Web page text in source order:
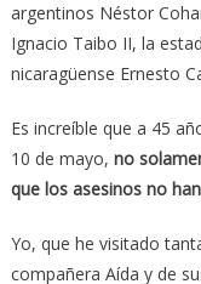
argentinos Néstor
Ignacio Taibo II, la
nicaragüense Ernesto
Es increíble que a 45
10 de mayo, no
que los asesinos no
Yo, que he visitado
compañera Aída y de